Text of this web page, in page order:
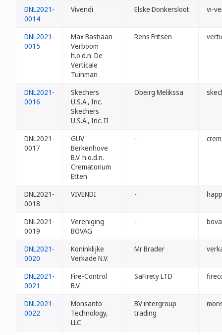
DNL2021-
0014
Vivendi Elske Donkersloot vi-
DNL2021-
0015
Max Bastiaan
Verboom
h.o.d.n. De
Verticale
Tuinman
Rens Fritsen
DNL2021-
0016
Skechers
U.S.A., Inc.
Skechers
U.S.A., Inc. II
Obeirg Melikssa
DNL2021-
0017
GUV
Berkenhove
B.V. h.o.d.n.
Crematorium
Etten
-
DNL2021-
0018
VIVENDI -
DNL2021-
0019
Vereniging
BOVAG
-
DNL2021-
0020
Koninklijke
Verkade N.V.
Mr Brader
DNL2021-
0021
Fire-Control
B.V.
SaFirety LTD
DNL2021-
0022
Monsanto
Technology,
LLC
BV intergroup
trading